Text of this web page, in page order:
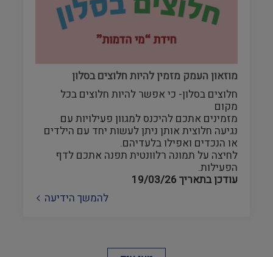
מוזאון העמק מזמין להיות חלוצים בסלון
חלוצים בסלון- כי אפשר להיות חלוצים בכל
מקום
מזמינים אתכם להיכנס למגוון פעילויות עם
נגיעה חלוצית אותן ניתן לעשות יחד עם הילדים
או הנכדים ואפילו בלעדיהם.
לחיצה על תמונה רלוונטית תפנה אתכם לדף
הפעילות.
עודכן בתאריך 19/03/26
להמשך הידיעה